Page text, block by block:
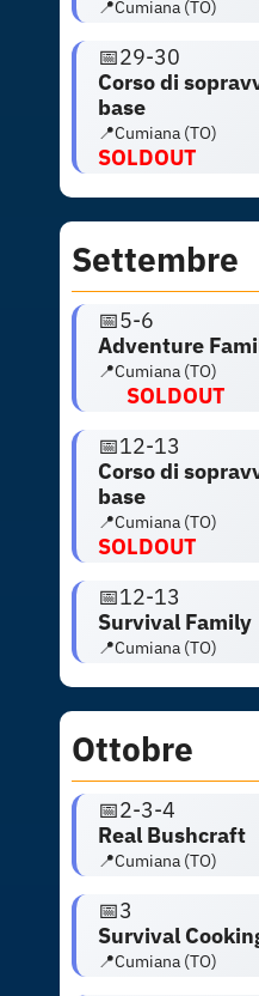
📍Cumiana (TO)
📅29-30
Corso di
base
📍Cumiana (TO)
SOLDOUT
Settembre
📅5-6
Adventure
📍Cumiana (TO)
SOLDOUT
📅12-13
Corso di
base
📍Cumiana (TO)
SOLDOUT
📅12-13
Survival Family
📍Cumiana (TO)
Ottobre
📅2-3-4
Real Bushcraft
📍Cumiana (TO)
📅3
Survival
📍Cumiana (TO)